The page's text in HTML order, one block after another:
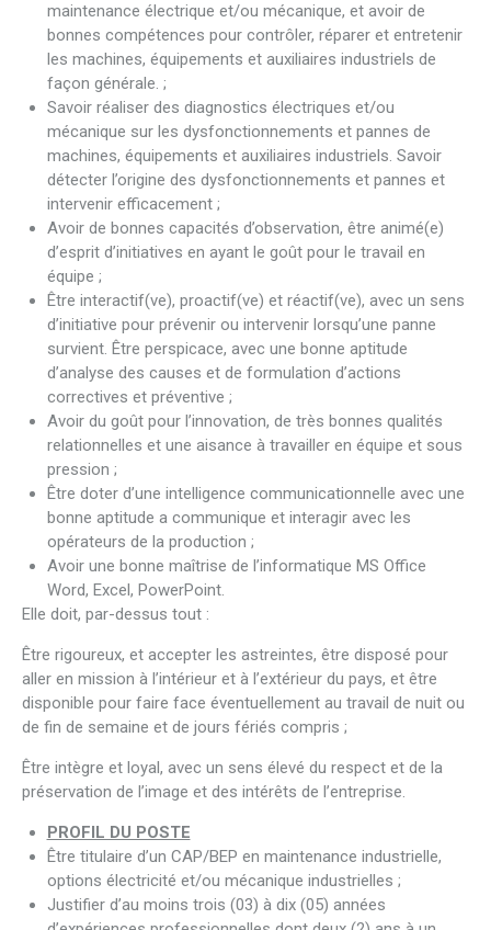
maintenance électrique et/ou mécanique, et avoir de
bonnes compétences pour contrôler, réparer et entretenir
les machines, équipements et auxiliaires industriels de
façon générale. ;
Savoir réaliser des diagnostics électriques et/ou
mécanique sur les dysfonctionnements et pannes de
machines, équipements et auxiliaires industriels. Savoir
détecter l’origine des dysfonctionnements et pannes et
intervenir efficacement ;
Avoir de bonnes capacités d’observation, être animé(e)
d’esprit d’initiatives en ayant le goût pour le travail en
équipe ;
Être interactif(ve), proactif(ve) et réactif(ve), avec un sens
d’initiative pour prévenir ou intervenir lorsqu’une panne
survient. Être perspicace, avec une bonne aptitude
d’analyse des causes et de formulation d’actions
correctives et préventive ;
Avoir du goût pour l’innovation, de très bonnes qualités
relationnelles et une aisance à travailler en équipe et sous
pression ;
Être doter d’une intelligence communicationnelle avec une
bonne aptitude a communique et interagir avec les
opérateurs de la production ;
Avoir une bonne maîtrise de l’informatique MS Office
Word, Excel, PowerPoint.
Elle doit, par-dessus tout :
Être rigoureux, et accepter les astreintes, être disposé pour
aller en mission à l’intérieur et à l’extérieur du pays, et être
disponible pour faire face éventuellement au travail de nuit ou
de fin de semaine et de jours fériés compris ;
Être intègre et loyal, avec un sens élevé du respect et de la
préservation de l’image et des intérêts de l’entreprise.
PROFIL DU POSTE
Être titulaire d’un CAP/BEP en maintenance industrielle,
options électricité et/ou mécanique industrielles ;
Justifier d’au moins trois (03) à dix (05) années